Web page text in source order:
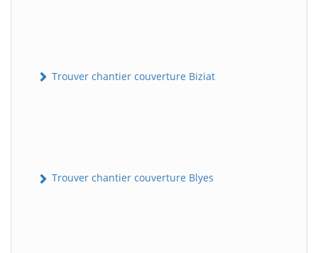
Trouver chantier couverture Biziat
Trouver chantier couverture Blyes